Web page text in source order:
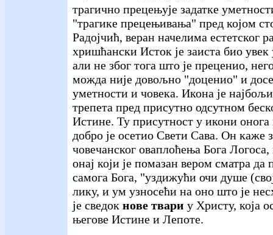
трагично прецењује задатке
"трагике прецењивања" пред којом
Радојчић, веран начелима естетског
хришћански Исток је заиста био увек
али не због тога што је преценио,
можда није довољно "доценио" и
уметности и човека. Икона је
трепета пред присутно одсутном
Истине. Ту присутност у икони
добро је осетио Свети Сава. Он каже
човечанског оваплоћења Бога
онај који је помазан вером сматра да
самога Бога, "уздижући очи душе
лику, и ум узносећи на оно што је
је сведок нове твари у Христу, која
његове Истине и Лепоте.